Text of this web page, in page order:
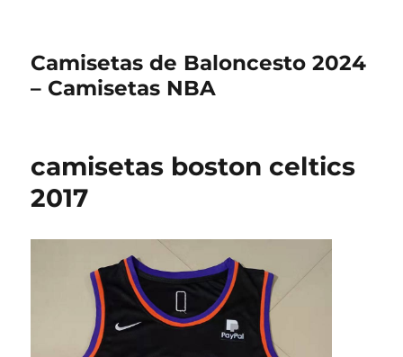
Camisetas de Baloncesto 2024
– Camisetas NBA
camisetas boston celtics
2017